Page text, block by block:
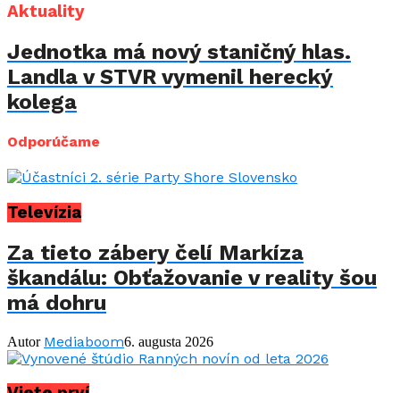
Aktuality
Jednotka má nový staničný hlas.
Landla v STVR vymenil herecký
kolega
Odporúčame
Televízia
Za tieto zábery čelí Markíza
škandálu: Obťažovanie v reality šou
má dohru
Autor Mediaboom6. augusta 2026